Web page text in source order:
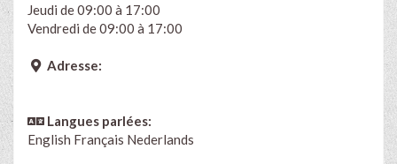
Jeudi de 09:00 à 17:00
Vendredi de 09:00 à 17:00
Adresse:
Langues parlées:
English Français Nederlands